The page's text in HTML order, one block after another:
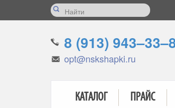
8 (913)
opt@nskshapki.ru
КАТАЛОГ ПРАЙС